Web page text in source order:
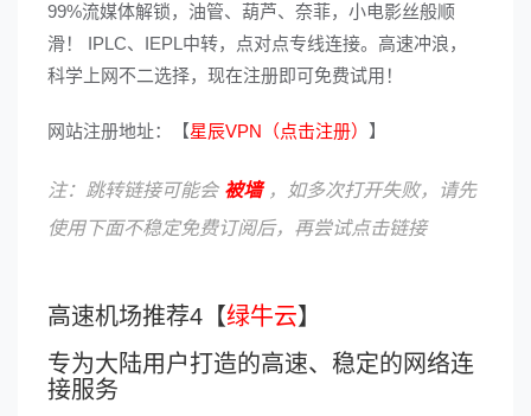
99%流媒体解锁，油管、葫芦、奈菲，小电影丝般顺
滑！ IPLC、IEPL中转，点对点专线连接。高速冲浪，
科学上网不二选择，现在注册即可免费试用！
网站注册地址：【星辰VPN（点击注册） 】
注：跳转链接可能会 被墙，如多次打开失败，请先
使用下面不稳定免费订阅后，再尝试点击链接
高速机场推荐4【绿牛云】
专为大陆用户打造的高速、稳定的网络连
接服务